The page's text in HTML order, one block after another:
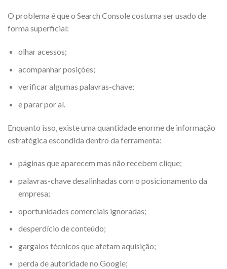
O problema é que o Search Console costuma ser usado de
forma superficial:
olhar acessos;
acompanhar posições;
verificar algumas palavras-chave;
e parar por aí.
Enquanto isso, existe uma quantidade enorme de informação
estratégica escondida dentro da ferramenta:
páginas que aparecem mas não recebem clique;
palavras-chave desalinhadas com o posicionamento da
empresa;
oportunidades comerciais ignoradas;
desperdício de conteúdo;
gargalos técnicos que afetam aquisição;
perda de autoridade no Google;